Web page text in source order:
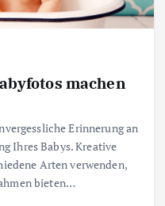
machen
Erinnerung an
Ihres Babys. Kreative
Arten verwenden,
bieten…